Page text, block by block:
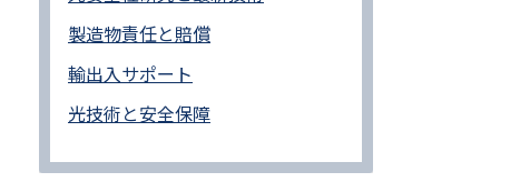
製造物責任と賠償
輸出入サポート
光技術と安全保障